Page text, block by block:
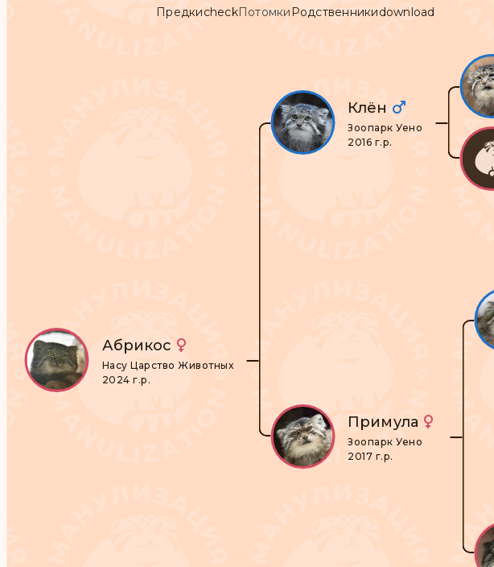
ПредкиcheckПотомки Родственникиdownload
Абрикос
Насу Царство Животных
2024 г.р.
Клён
Зоопарк Уено
2016 г.р.
Примула
Зоопарк Уено
2017 г.р.